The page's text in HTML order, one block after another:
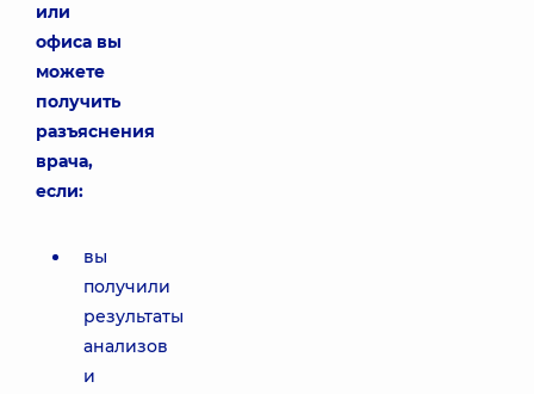
или
офиса вы
можете
получить
разъяснения
врача,
если:
вы
получили
результаты
анализов
и